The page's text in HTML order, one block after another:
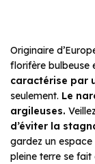
Originaire
florifère bulbeuse
caractérise par
seulement. Le
argileuses.
d’éviter la
gardez un
pleine terre se fait